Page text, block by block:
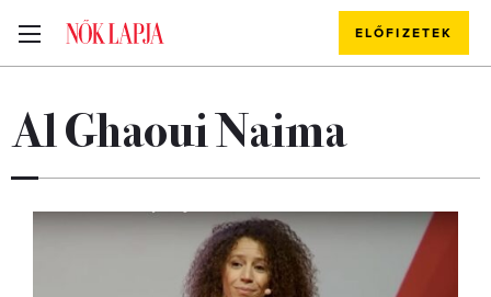
ELŐFIZETEK
Al Ghaoui Naima